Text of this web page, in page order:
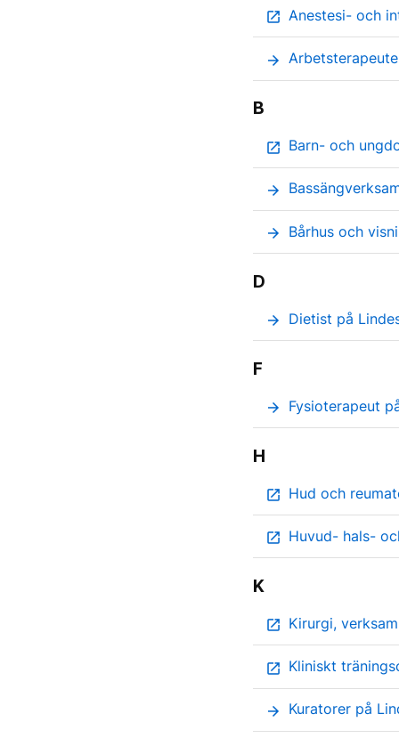
open_in_new Anestesi- och
arrow_forward
B
open_in_new Barn- och
arrow_forward
arrow_forward Bårhus och
D
arrow_forward Dietist på
F
arrow_forward Fysioterapeut
H
open_in_new Hud och
open_in_new Huvud- hals-
K
open_in_new Kirurgi,
open_in_new Kliniskt
arrow_forward Kuratorer på